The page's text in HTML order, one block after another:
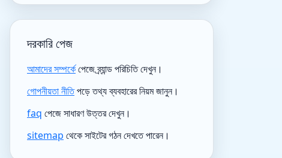
দরকারি পেজ
আমাদের সম্পর্কেপেজে ব্র্যান্ড পরিচিতি দেখুন।
গোপনীয়তা নীতিপড়ে তথ্য ব্যবহারের নিয়ম জানুন।
faq পেজে সাধারণ উত্তর দেখুন।
sitemap থেকে সাইটের গঠন দেখতে পারেন।